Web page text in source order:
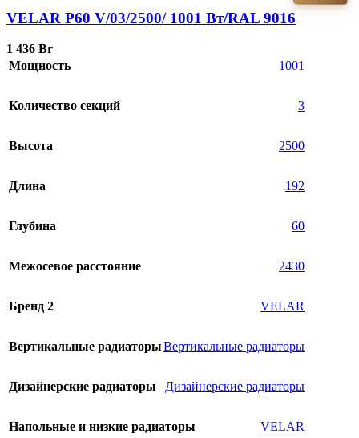
VELAR P60 V/03/2500/ 1001 Bт/RAL 9016
1 436 Br
Мощность
1001
Количество секций 3
Высота 2500
Длина 192
Глубина 60
Межосевое расстояние 2430
Бренд 2 VELAR
Вертикальные радиаторыВертикальные радиаторы
Дизайнерские радиаторы Дизайнерские радиаторы
Напольные и низкие радиаторы VELAR